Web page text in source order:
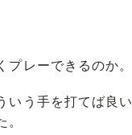
レーできるのか。
いう手を打てば良い
。